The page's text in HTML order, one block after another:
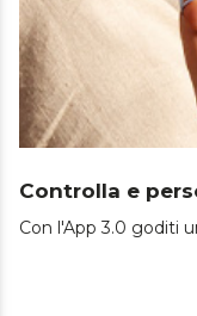
Controlla e
Con l'App 3.0 goditi